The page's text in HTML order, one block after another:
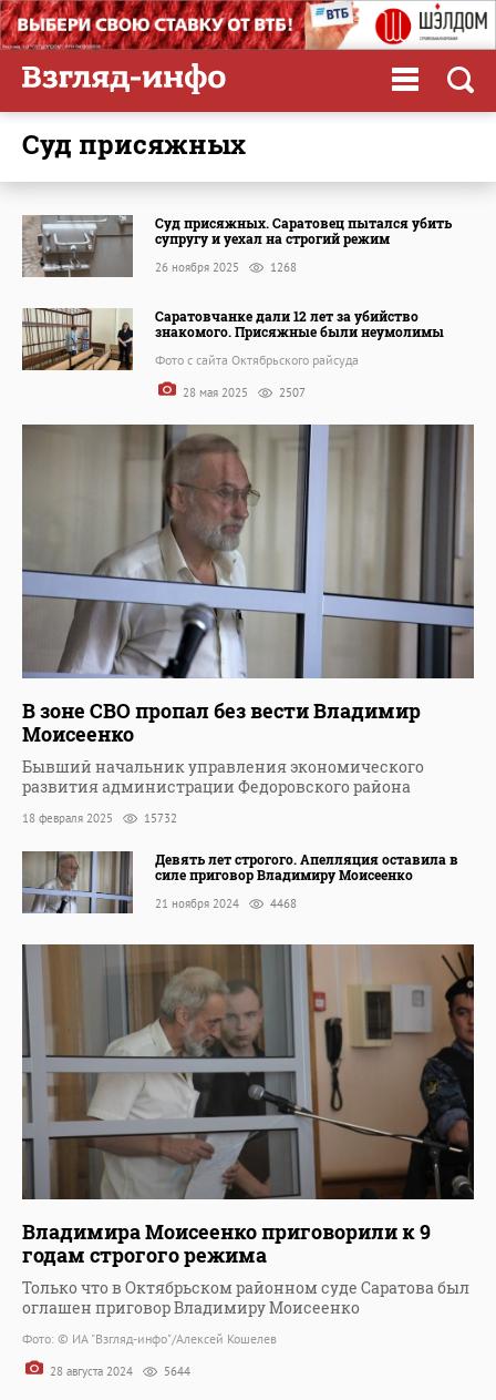
суд присяжных
Суд присяжных. Саратовец пытался убить
супругу и уехал на строгий режим
26 ноября 2025 1268
Саратовчанке дали 12 лет за убийство
знакомого. Присяжные были неумолимы
Фото с сайта Октябрьского райсуда
28 мая 2025 2507
В зоне СВО пропал без вести Владимир
Моисеенко
Бывший начальник управления экономического
развития администрации Федоровского района
18 февраля 2025 15732
Девять лет строгого. Апелляция оставила в
силе приговор Владимиру Моисеенко
21 ноября 2024 4468
Владимира Моисеенко приговорили к 9
годам строгого режима
Только что в Октябрьском районном суде Саратова был
оглашен приговор Владимиру Моисеенко
Фото: © ИА "Взгляд-инфо"/Алексей Кошелев
28 августа 2024 5644